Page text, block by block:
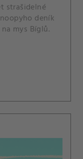
strašidelné
deník
mys Bíglů.